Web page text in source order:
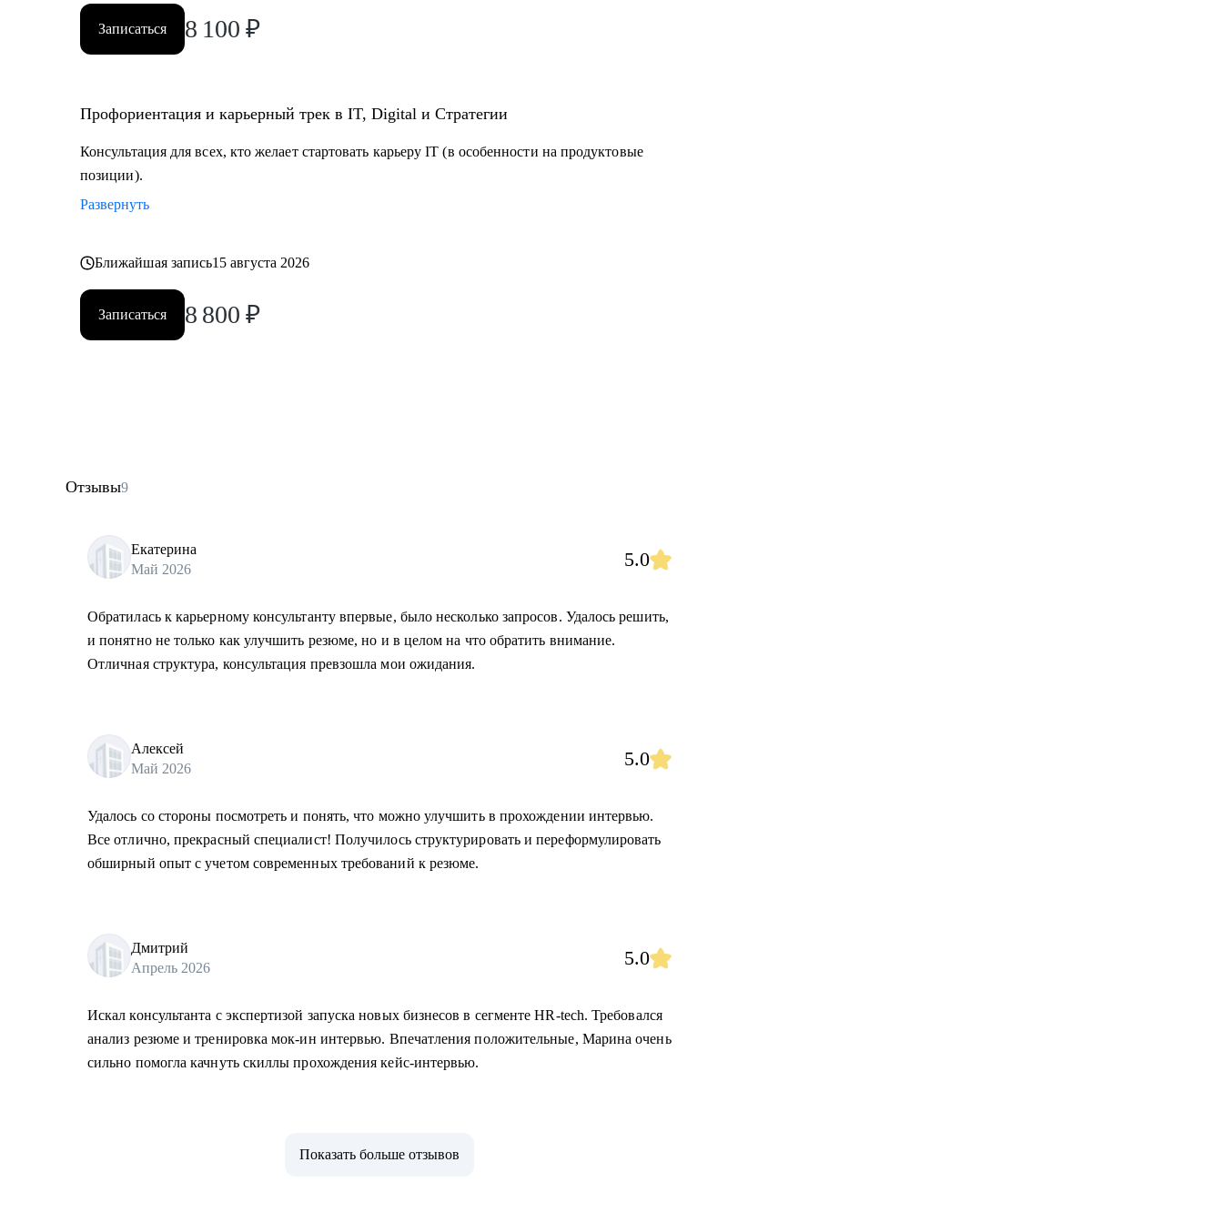
Записаться 8 100 ₽
Профориентация и карьерный трек в IT, Digital и Стратегии
Консультация для всех, кто желает стартовать карьеру IT (в особенности на продуктовые
позиции).
Развернуть
Ближайшая запись15 августа 2026
Записаться 8 800 ₽
Отзывы9
Екатерина
Май 2026
5.0
Обратилась к карьерному консультанту впервые, было несколько запросов. Удалось решить,
и понятно не только как улучшить резюме, но и в целом на что обратить внимание.
Отличная структура, консультация превзошла мои ожидания.
Алексей
Май 2026
5.0
Удалось со стороны посмотреть и понять, что можно улучшить в прохождении интервью.
Все отлично, прекрасный специалист! Получилось структурировать и переформулировать
обширный опыт с учетом современных требований к резюме.
Дмитрий
Апрель 2026
5.0
Искал консультанта с экспертизой запуска новых бизнесов в сегменте HR-tech. Требовался
анализ резюме и тренировка мок-ин интервью. Впечатления положительные, Марина очень
сильно помогла качнуть скиллы прохождения кейс-интервью.
Показать больше отзывов